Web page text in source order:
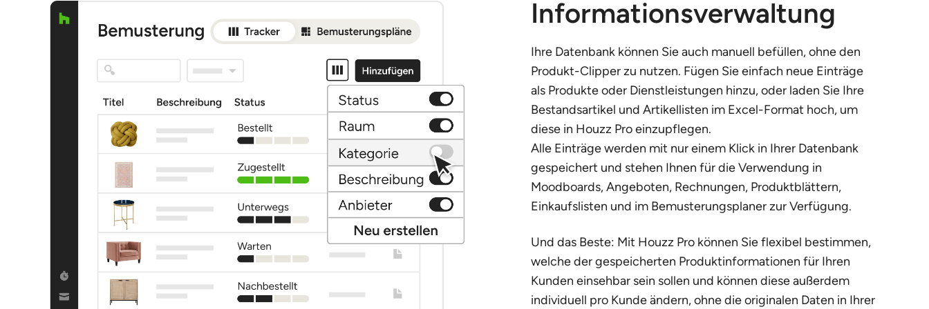
Informationsverwaltung
Ihre Datenbank können Sie auch manuell befüllen, ohne den
Produkt-Clipper zu nutzen. Fügen Sie einfach neue Einträge
als Produkte oder Dienstleistungen hinzu, oder laden Sie Ihre
Bestandsartikel und Artikellisten im Excel-Format hoch, um
diese in Houzz Pro einzupflegen.
Alle Einträge werden mit nur einem Klick in Ihrer Datenbank
gespeichert und stehen Ihnen für die Verwendung in
Moodboards, Angeboten, Rechnungen, Produktblättern,
Einkaufslisten und im Bemusterungsplaner zur Verfügung.
Und das Beste: Mit Houzz Pro können Sie flexibel bestimmen,
welche der gespeicherten Produktinformationen für Ihren
Kunden einsehbar sein sollen und können diese außerdem
individuell pro Kunde ändern, ohne die originalen Daten in Ihrer